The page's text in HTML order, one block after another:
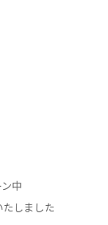
中
しました